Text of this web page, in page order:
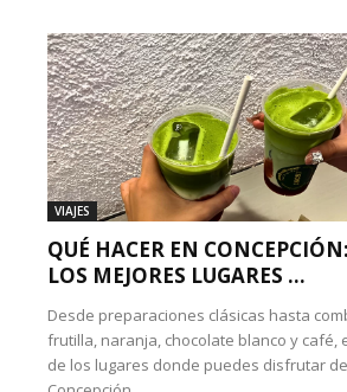
VIAJES
QUÉ HACER EN
LOS MEJORES LUGARES ...
Desde preparaciones clásicas hasta
frutilla, naranja, chocolate blanco y café,
de los lugares donde puedes disfrutar